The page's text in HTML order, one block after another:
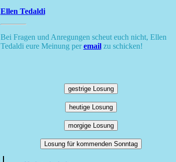
Ellen Tedaldi
Bei Fragen und Anregungen scheut euch nicht, Ellen
Tedaldi eure Meinung peremailzu schicken!
gestrige Losung
heutige Losung
morgige Losung
Losung für kommenden Sonntag